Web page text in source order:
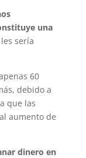
una
sería
60
debido a
que las
aumento de
dinero en